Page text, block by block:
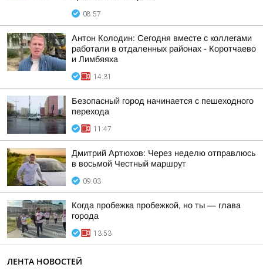
08:57
Антон Колодин: Сегодня вместе с коллегами
работали в отдаленных районах - Коротчаево
и Лимбяяха
14:31
Безопасный город начинается с пешеходного
перехода
11:47
Дмитрий Артюхов: Через неделю отправлюсь
в восьмой Честный маршрут
09:03
Когда пробежка пробежкой, но ты — глава
города
13:53
ЛЕНТА НОВОСТЕЙ